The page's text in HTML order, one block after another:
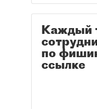
Каждый
по
ссылке